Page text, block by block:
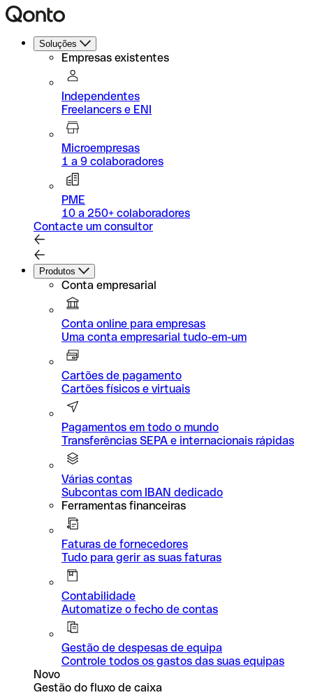
Soluções
Empresas existentes
Independentes
Freelancers e ENI
Microempresas
1 a 9 colaboradores
PME
10 a 250+ colaboradores
Contacte um consultor
Produtos
Conta empresarial
Conta online para empresas
Uma conta empresarial tudo-em-um
Cartões de pagamento
Cartões físicos e virtuais
Pagamentos em todo o mundo
Transferências SEPA e internacionais rápidas
Várias contas
Subcontas com IBAN dedicado
Ferramentas financeiras
Faturas de fornecedores
Tudo para gerir as suas faturas
Contabilidade
Automatize o fecho de contas
Gestão de despesas de equipa
Controle todos os gastos das suas equipas
Novo
Gestão do fluxo de caixa